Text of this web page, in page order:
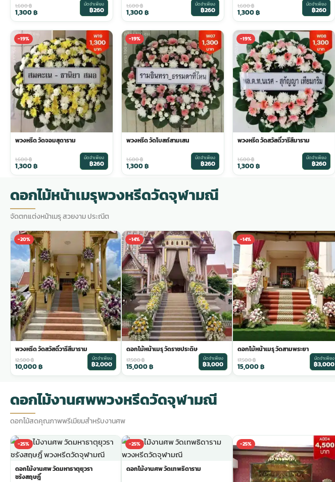
ดอกไม้งานศพ ราคาถูก
จัดดอกไม้งานศพ ราคา
ดอกไม้งานศพ ส่งฟรี
ดอกไม้งานศพ ออนไลน์
พวงดอกไม้งานศพ
tpdecorate ปูพื้น
ร้านพวงหรีด กรุงเทพ ส่งฟรี
พวงหรีด ปากคลองตลาด ราคา
พวงหรีด ส่งด่วน วันนี้
น้าเมรุ กรุงเทพ
1,600฿
1,300฿
มัดจำเพียง
฿260 1,600฿
1,300฿
มัดจำเพียง
฿260 1,600฿
1,300฿
มัดจำเพียง
฿260
-19%
พวงหรีด วัดจอมสุดาราม
1,600฿
1,300฿
มัดจำเพียง
฿260
-19%
พวงหรีด วัดโบสถ์สามเสน
1,600฿
1,300฿
มัดจำเพียง
฿260
-19%
พวงหรีด วัดสวัสดิ์วารีสีมาราม
1,600฿
1,300฿
มัดจำเพียง
฿260
ดอกไม้หน้าเมรุพวงหรีดวัดจุฬามณี
จัดตกแต่งหน้าเมรุ สวยงาม ประณีต
-20%
พวงหรีด วัดสวัสดิ์วารีสีมาราม
12,500฿
10,000฿
มัดจำเพียง
฿2,000
-14%
ดอกไม้หน้าเมรุ วัดราชประดิษ
17,500฿
15,000฿
มัดจำเพียง
฿3,000
-14%
ดอกไม้หน้าเมรุ วัดสามพระยา
17,500฿
15,000฿
มัดจำเพียง
฿3,000
ดอกไม้งานศพพวงหรีดวัดจุฬามณี
ดอกไม้สดคุณภาพพรีเมียมสำหรับงานศพ
-25%
ดอกไม้งานศพ วัดมหาธาตุยุวรา
ชรังสฤษฎิ์
-25%
ดอกไม้งานศพ วัดเทพธิดาราม
-25%